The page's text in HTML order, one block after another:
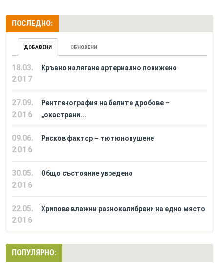
ПОСЛЕДНО:
ДОБАВЕНИ ОБНОВЕНИ
18.03.
2017
Кръвно налягане артериално понижено
27.09.
2016
Рентгенография на белите дробове –
„окастрени...
09.06.
2016
Рисков фактор – тютюнопушене
30.05.
2016
Общо състояние увредено
22.05.
2016
Хрипове влажни разнокалибрени на едно място
ПОПУЛЯРНО: